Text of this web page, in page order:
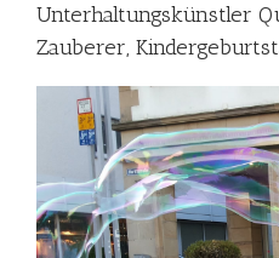
Unterhaltungskünstler
Zauberer,